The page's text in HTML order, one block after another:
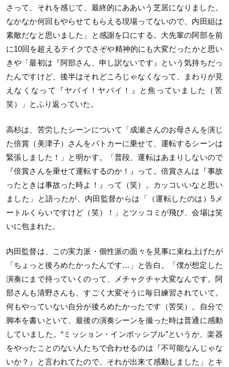
さって、 それを感じて、最終的にああいう芝居になりました。
なかなか何回もやらせてもらえる現場ってないので、 内田組は
素敵だなと思いました」と感謝を口にする。 大先輩の阿部を前
に10回を超えるテイクでさぞや精神的にも大変だったかと思い
きや「最初は『阿部さん、申し訳ないです』
という気持ちだっ
たんですけど、 後半はそれどころじゃなくなって、まわりが見
えなくなって『ヤバイ！ヤバイ！』と焦っていました（苦
笑）」
とふり返っていた。
高杉は、苦労したシーンについて「成瀬さんのお母さんを演じ
た倍賞（美津子）
さんをパトカーに乗せて、運転するシーンは
緊張しました！」
と明かす。「普段、運転はあまりしないので
『倍賞さんを乗せて運転するのか！』って。倍賞さんは『事故
ったときは事故った時よ！』って（笑）。
カッコいいなと思い
ました」と語ったが、内田監督からは「（運転したのは）5メ
ートルくらいですけど（笑）！」
とツッコミが飛び、会場は笑
いに包まれた。
内田監督は、この実力派・個性派の面々を見事に束ね上げたが
「ちょっと後ろめたかったんです…」と告白。「僕が想定した
演奏にまで持っていくのって、
メチャクチャ大変なんです。阿
部さんも清野さんも、すごく大変そうに毎日練習されていて。
何もやっていない自分が後ろめたかったです（苦笑）。
自分で
脚本を書いといて、最後の演奏シーンを撮った時は普通に感動
していました。“ミッション・インポッシブル”というか、楽器
をやったことのない人たちで合わせるのは『不可能なんじゃな
いか？』と言われてたので、 それが出来て感動しました」とキ